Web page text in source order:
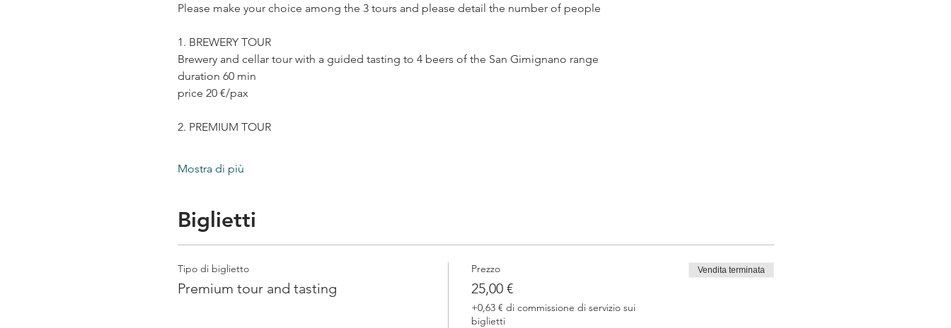
Please make your choice among the 3 tours and please detail the number of people
1. BREWERY TOUR
Brewery and cellar tour with a guided tasting to 4 beers of the San Gimignano range
duration 60 min
price 20 €/pax
2. PREMIUM TOUR
Mostra di più
Biglietti
Tipo di biglietto
Premium tour and tasting
Prezzo
25,00 €
+0,63 € di commissione di servizio sui
biglietti
Vendita terminata